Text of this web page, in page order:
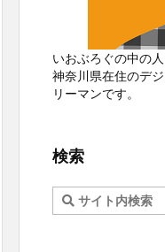
いおぶろぐの中の人
神奈川県在住のデ
リーマンです。
検索